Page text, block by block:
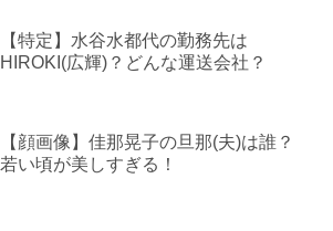
【特定】水谷水都代の勤務先は
HIROKI(広輝)？どんな運送会社？
【顔画像】佳那晃子の旦那(夫)は誰？
若い頃が美しすぎる！